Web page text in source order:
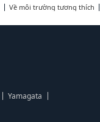
Về môi trường tương thích
Yamagata